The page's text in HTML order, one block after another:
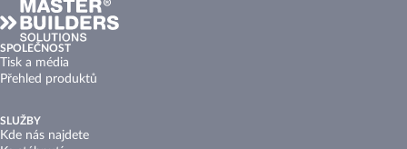
SPOLEČNOST
Tisk a média
Přehled produktů
SLUŽBY
Kde nás najdete